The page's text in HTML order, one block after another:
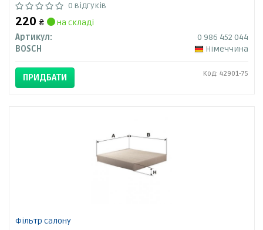
0 відгуків
220 ₴
на складі
Артикул:
0 986 452 044
BOSCH
Німеччина
ПРИДБАТИ Код: 42901-75
Фільтр салону